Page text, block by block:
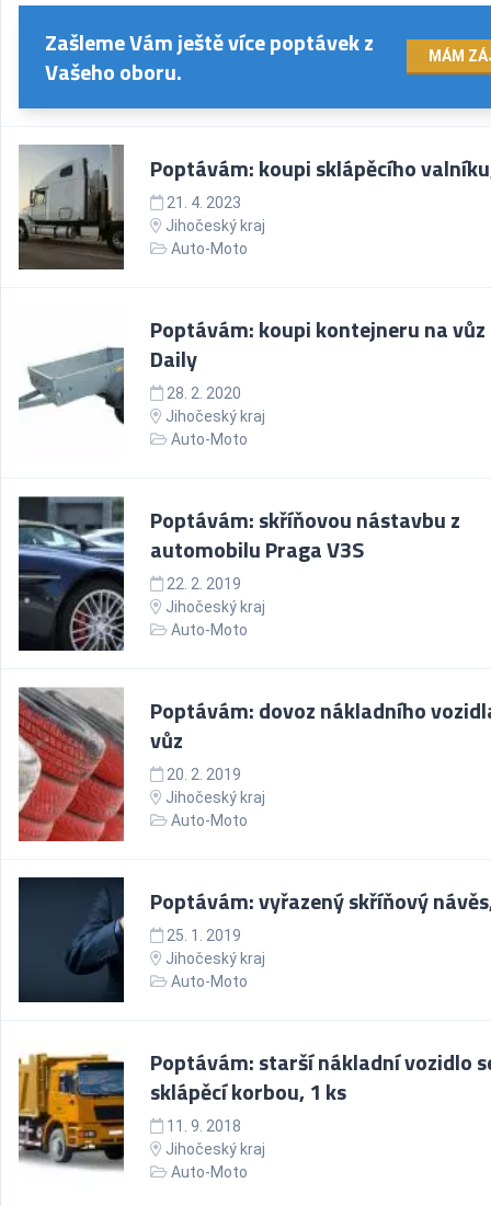
Zašleme Vám ještě více poptávek z
Vašeho oboru.
MÁM
Poptávám: koupi sklápěcího
21. 4. 2023
Jihočeský kraj
Auto-Moto
Poptávám: koupi kontejneru na vůz
Daily
28. 2. 2020
Jihočeský kraj
Auto-Moto
Poptávám: skříňovou nástavbu z
automobilu Praga V3S
22. 2. 2019
Jihočeský kraj
Auto-Moto
Poptávám: dovoz nákladního
vůz
20. 2. 2019
Jihočeský kraj
Auto-Moto
Poptávám: vyřazený skříňový
25. 1. 2019
Jihočeský kraj
Auto-Moto
Poptávám: starší nákladní vozidlo
sklápěcí korbou, 1 ks
11. 9. 2018
Jihočeský kraj
Auto-Moto